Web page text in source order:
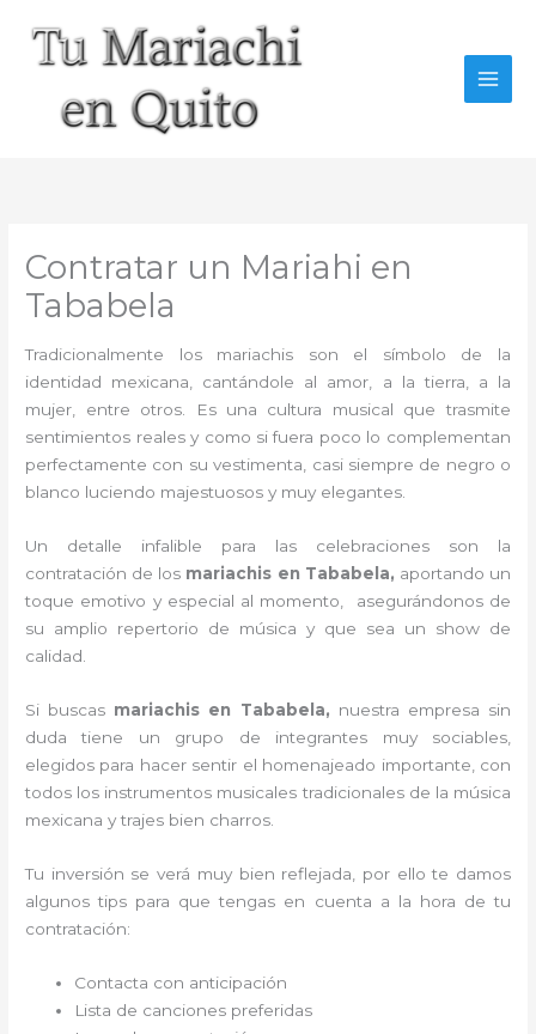
contenido
Contratar un Mariahi en
Tababela
Tradicionalmente los mariachis son el símbolo de la
identidad mexicana, cantándole al amor, a la tierra, a la
mujer, entre otros. Es una cultura musical que trasmite
sentimientos reales y como si fuera poco lo complementan
perfectamente con su vestimenta, casi siempre de negro o
blanco luciendo majestuosos y muy elegantes.
Un detalle infalible para las celebraciones son la
contratación de los mariachis en Tababela, aportando un
toque emotivo y especial al momento, asegurándonos de
su amplio repertorio de música y que sea un show de
calidad.
Si buscas mariachis en Tababela, nuestra empresa sin
duda tiene un grupo de integrantes muy sociables,
elegidos para hacer sentir el homenajeado importante, con
todos los instrumentos musicales tradicionales de la música
mexicana y trajes bien charros.
Tu inversión se verá muy bien reflejada, por ello te damos
algunos tips para que tengas en cuenta a la hora de tu
contratación:
Contacta con anticipación
Lista de canciones preferidas